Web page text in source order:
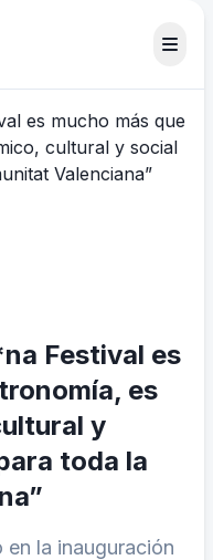
Festival es
es
y
toda la
la inauguración